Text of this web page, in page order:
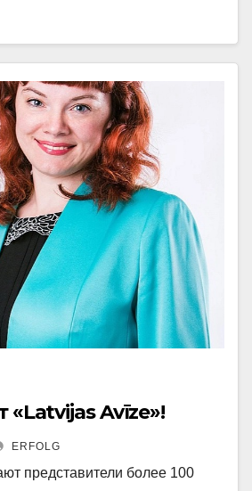
Avīze»!
ERFOLG
представители более 100